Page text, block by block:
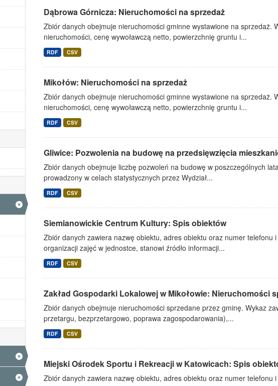
Dąbrowa Górnicza: Nieruchomości na sprzedaż
Zbiór danych obejmuje nieruchomości gminne wystawione na sprzedaż.
nieruchomości, cenę wywoławczą netto, powierzchnię gruntu i...
RDF CSV
Mikołów: Nieruchomości na sprzedaż
Zbiór danych obejmuje nieruchomości gminne wystawione na sprzedaż.
nieruchomości, cenę wywoławczą netto, powierzchnię gruntu i...
RDF CSV
Gliwice: Pozwolenia na budowę na przedsięwzięcia
Zbiór danych obejmuje liczbę pozwoleń na budowę w poszczególnych
prowadzony w celach statystycznych przez Wydział...
RDF CSV
Siemianowickie Centrum Kultury: Spis obiektów
Zbiór danych zawiera nazwę obiektu, adres obiektu oraz numer telefonu
organizacji zajęć w jednostce, stanowi źródło informacji...
RDF CSV
Zakład Gospodarki Lokalowej w Mikołowie: Nieruchomości
Zbiór danych obejmuje nieruchomości sprzedane przez gminę. Wykaz
przetargu, bezprzetargowo, poprawa zagospodarowania),...
RDF CSV
Miejski Ośrodek Sportu i Rekreacji w Katowicach: Spis
Zbiór danych zawiera nazwę obiektu, adres obiektu oraz numer telefonu